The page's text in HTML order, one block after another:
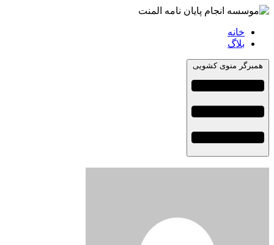
خانه
بلاگ
همبرگر منوی کشویی